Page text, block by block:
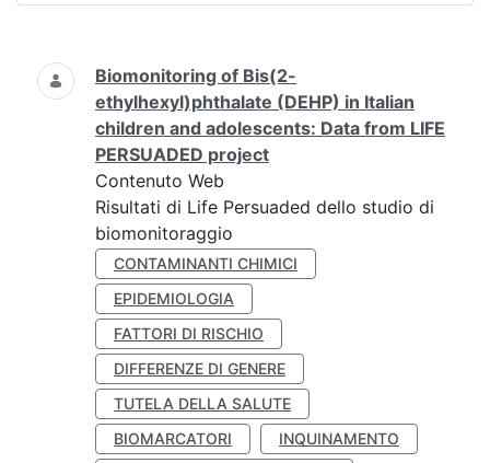
Ricerca
Biomonitoring of Bis(2-
ethylhexyl)phthalate (DEHP) in Italian
children and adolescents: Data from LIFE
PERSUADED project
Contenuto Web
Risultati di Life Persuaded dello studio di
biomonitoraggio
CONTAMINANTI CHIMICI
EPIDEMIOLOGIA
FATTORI DI RISCHIO
DIFFERENZE DI GENERE
TUTELA DELLA SALUTE
BIOMARCATORI
INQUINAMENTO